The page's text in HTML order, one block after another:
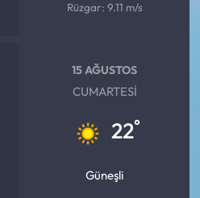
Rüzgar: 9.11 m/s
15 AĞUSTOS
CUMARTESI
22°
Güneşli